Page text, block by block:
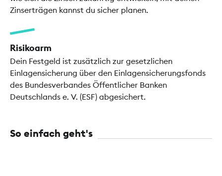
Zinserträgen kannst du sicher planen.
Risikoarm
Dein Festgeld ist zusätzlich zur gesetzlichen
Einlagensicherung über den Einlagensicherungsfonds
des Bundesverbandes Öffentlicher Banken
Deutschlands e. V. (ESF) abgesichert.
So einfach geht's